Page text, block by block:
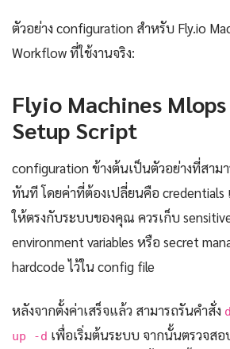
ตัวอย่าง configuration สำหรับ Fly.io
Workflow ที่ใช้งานจริง:
Flyio Machines
Setup Script
configuration ข้างต้นเป็นตัวอย่างที่สาม
ทันที โดยค่าที่ต้องเปลี่ยนคือ credentials
ให้ตรงกับระบบของคุณ ควรเก็บ
environment variables หรือ secret
hardcode ไว้ใน config file
หลังจากตั้งค่าเสร็จแล้ว สามารถรันคำสั่ง
up -d เพื่อเริ่มต้นระบบ จากนั้นตรวจส